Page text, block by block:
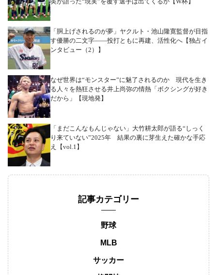
「胴上げされるのが夢」ヤクルト・池山隆寛監督が目指
す優勝の二文字――投打ともに再建、活性化へ【独占イ
ンタビュー（2）】
なぜ世界は“モンスター”に魅了されるのか 現代を生き
る人々を熱狂させる井上尚弥の情熱「ボクシングが好き
だから」【現地発】
「まだこんなもんじゃない」大竹耕太郎が語る“しっく
り来ていない”2025年 結果の裏に芽生えた確かな手応
え【vol.1】
記事カテゴリー
野球
MLB
サッカー